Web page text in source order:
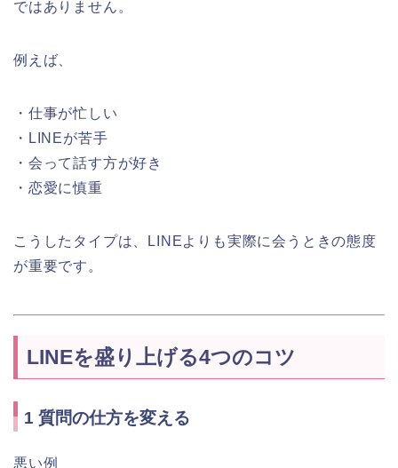
ではありません。
例えば、
・仕事が忙しい
・LINEが苦手
・会って話す方が好き
・恋愛に慎重
こうしたタイプは、LINEよりも実際に会うときの態度
が重要です。
LINEを盛り上げる4つのコツ
1 質問の仕方を変える
悪い例